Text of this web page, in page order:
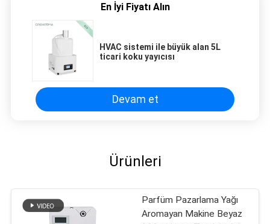
En İyi Fiyatı Alın
HVAC sistemi ile büyük alan 5L
ticari koku yayıcısı
Devam et
Ürünleri
Parfüm Pazarlama Yağı
Aromayan Makine Beyaz